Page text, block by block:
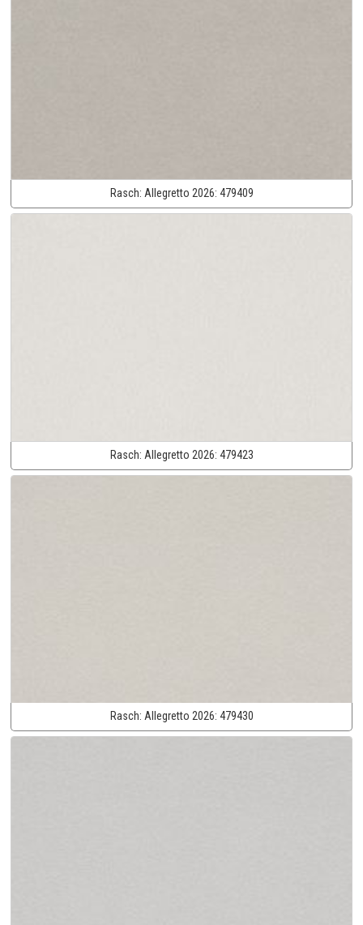
Rasch: Allegretto 2026: 479409
Rasch: Allegretto 2026: 479423
Rasch: Allegretto 2026: 479430